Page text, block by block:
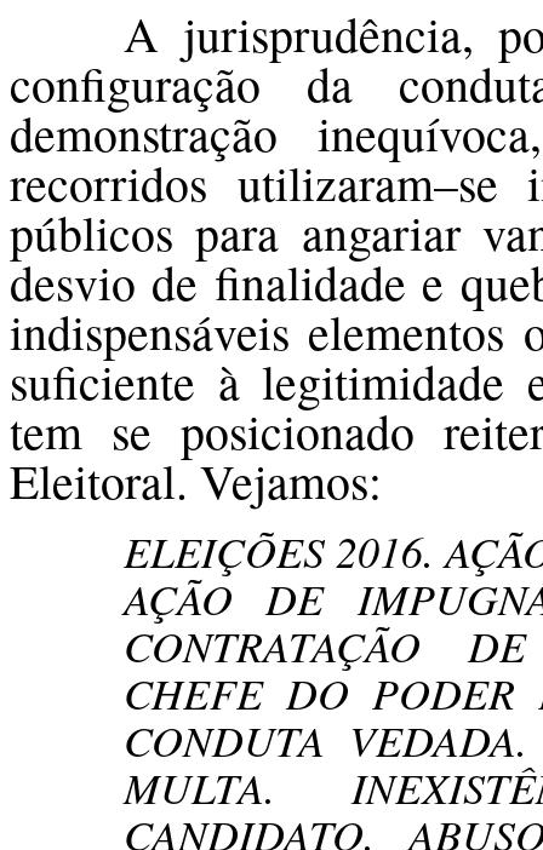
A jurisprudência,
configuração da
demonstração
recorridos utilizaram–se
públicos para angariar
desvio de finalidade e
indispensáveis
suficiente à legitimidade
tem se posicionado
Eleitoral. Vejamos:
ELEIÇÕES 2016.
AÇÃO DE
CONTRATAÇÃO
CHEFE DO PODER
CONDUTA
MULTA.
CANDIDATO.